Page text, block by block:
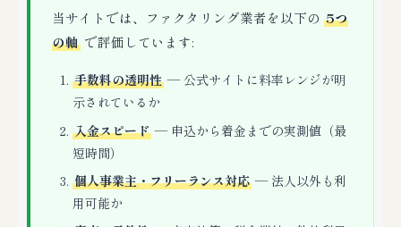
当サイトでは、ファクタリング業者を以下の5つ
の軸 で評価しています:
手数料の透明性— 公式サイトに料率レンジが明
示されているか
入金スピード— 申込から着金までの実測値（最
短時間）
個人事業主・フリーランス対応— 法人以外も利
用可能か